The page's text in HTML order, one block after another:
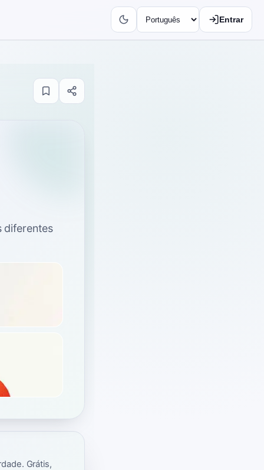
Entrar
diferentes
Grátis,